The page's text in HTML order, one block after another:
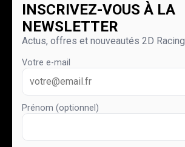
INSCRIVEZ-VOUS À LA
NEWSLETTER
Actus, offres et nouveautés 2D Racing.
Votre e-mail
Prénom (optionnel)